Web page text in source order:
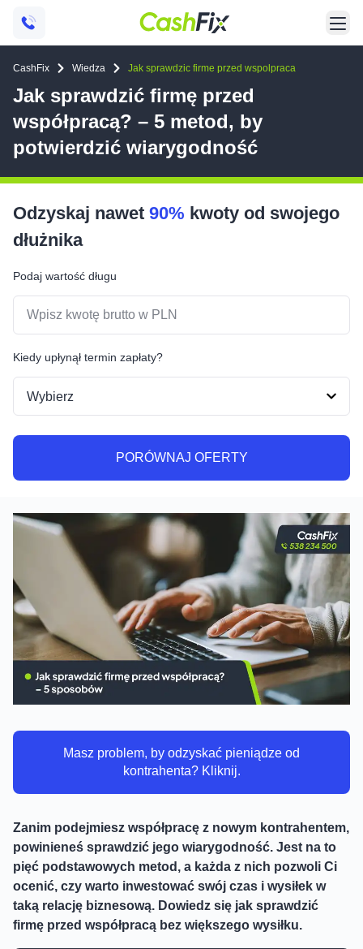
CashFix Wiedza Jak sprawdzic firme przed wspolpraca
Jak sprawdzić firmę przed
współpracą? – 5 metod, by
potwierdzić wiarygodność
Masz problem, by odzyskać pieniądze od
kontrahenta? Kliknij.
Zanim podejmiesz współpracę z nowym kontrahentem,
powinieneś sprawdzić jego wiarygodność. Jest na to
pięć podstawowych metod, a każda z nich pozwoli Ci
ocenić, czy warto inwestować swój czas i wysiłek w
taką relację biznesową. Dowiedz się jak sprawdzić
firmę przed współpracą bez większego wysiłku.
Odzyskaj nawet 90% kwoty od swojego
dłużnika
Podaj wartość długu
Kiedy upłynął termin zapłaty?
PORÓWNAJ OFERTY